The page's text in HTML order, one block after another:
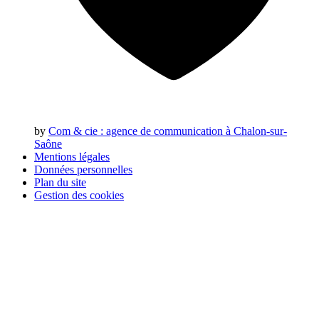
by Com & cie : agence de communication à Chalon-sur-
Saône
Mentions légales
Données personnelles
Plan du site
Gestion des cookies